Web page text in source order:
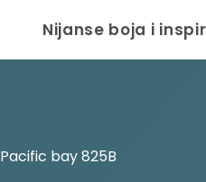
Nijanse boja i
Pacific bay 825B